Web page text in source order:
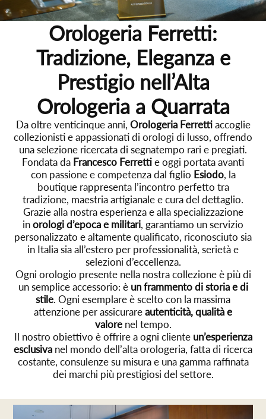
Orologeria Ferretti:
Tradizione, Eleganza e
Prestigio nell’Alta
Orologeria a Quarrata
Da oltre venticinque anni, Orologeria Ferrettiaccoglie
collezionisti e appassionati di orologi di lusso, offrendo
una selezione ricercata di segnatempo rari e pregiati.
Fondata da Francesco Ferrettie oggi portata avanti
con passione e competenza dal figlio Esiodo, la
boutique rappresenta l’incontro perfetto tra
tradizione, maestria artigianale e cura del dettaglio.
Grazie alla nostra esperienza e alla specializzazione
inorologi d’epoca e militari, garantiamo un servizio
personalizzato e altamente qualificato, riconosciuto sia
in Italia sia all’estero per professionalità, serietà e
selezioni d’eccellenza.
Ogni orologio presente nella nostra collezione è più di
un semplice accessorio: è un frammento di storia e di
stile. Ogni esemplare è scelto con la massima
attenzione per assicurareautenticità, qualità e
valorenel tempo.
Il nostro obiettivo è offrire a ogni cliente un’esperienza
esclusiva nel mondo dell’alta orologeria, fatta di ricerca
costante, consulenze su misura e una gamma raffinata
dei marchi più prestigiosi del settore.